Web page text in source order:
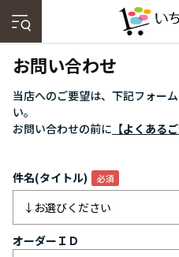
お問い合わせ
当店へのご要望は、下記フォー
い。
お問い合わせの前に 【よくあるご
件名(タイトル)
オーダーＩＤ